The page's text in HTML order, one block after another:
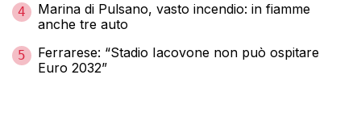
4
Marina di Pulsano, vasto incendio: in fiamme
anche tre auto
5
Ferrarese: “Stadio Iacovone non può ospitare
Euro 2032”